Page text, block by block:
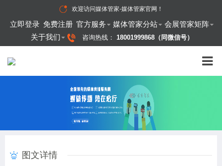
欢迎访问媒体管家-媒体管家官网 ！
立即登录 免费注册 官方服务 媒体管家分站
会展管家矩阵
关于我们
咨询热线： 18001999868（同微信号）
图文详情